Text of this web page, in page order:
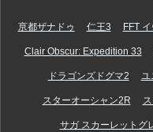
亰都ザナドゥ 仁王3 FFT
Clair Obscur: Expedition 33
ドラゴンズドグマ2 ユ
スターオーシャン2R
サガ スカーレットグ